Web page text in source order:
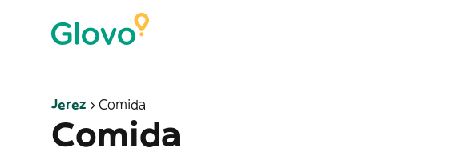
Jerez Comida
Comida